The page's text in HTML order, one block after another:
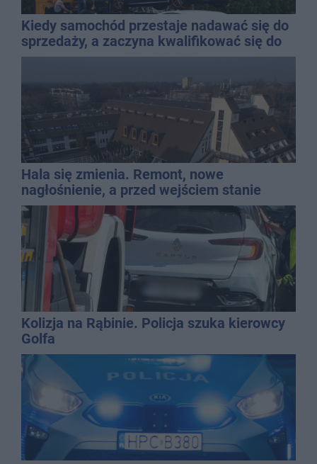
Kiedy samochód przestaje nadawać się do
sprzedaży, a zaczyna kwalifikować się do
kasacji?
Hala się zmienia. Remont, nowe
nagłośnienie, a przed wejściem stanie
QEMETICA ARENA
Kolizja na Rąbinie. Policja szuka kierowcy
Golfa